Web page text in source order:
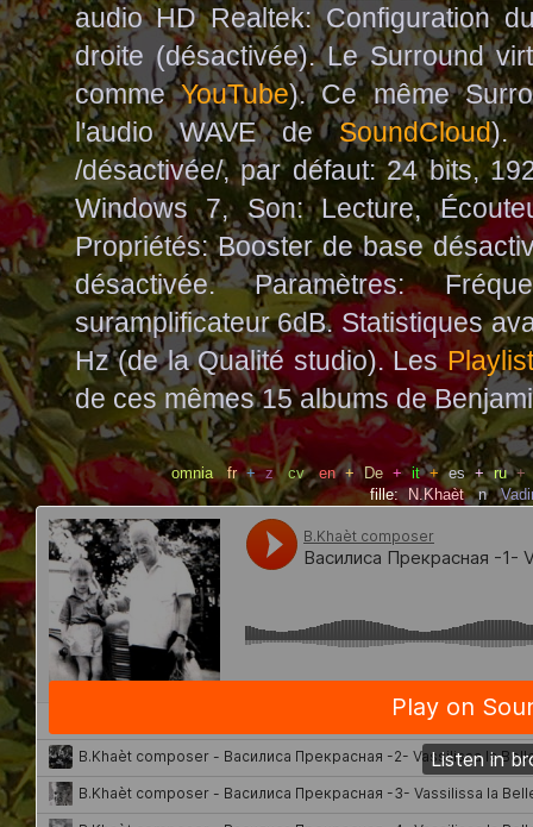
audio HD Realtek: Configuration
droite (désactivée). Le Surround
commeYouTube). Сe même
l'audio WAVE deSoundCloud
/désactivée/, par défaut: 24 bits,
Windows 7, Son: Lecture,
Propriétés: Booster de base
désactivée. Paramètres:
suramplificateur 6dB. Statistiques
Hz (de la Qualité studio). Les
de ces mêmes 15 albums de
omnia fr + z cv en + De + it + es + ru +
fille:
N.Khaèt n